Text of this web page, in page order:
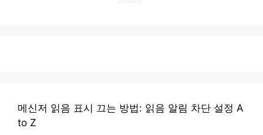
메신저 읽음 표시 끄는 방법: 읽음 알림 차단 설정 A
to Z